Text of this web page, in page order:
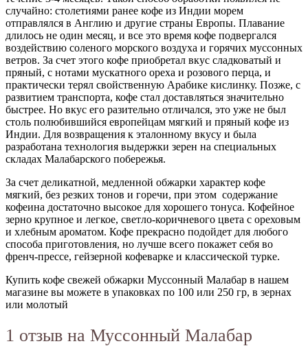
случайно: столетиями ранее кофе из Индии морем
отправлялся в Англию и другие страны Европы. Плавание
длилось не один месяц, и все это время кофе подвергался
воздействию соленого морского воздуха и горячих муссонных
ветров. За счет этого кофе приобретал вкус сладковатый и
пряный, с нотами мускатного ореха и розового перца, и
практически терял свойственную Арабике кислинку. Позже, с
развитием транспорта, кофе стал доставляться значительно
быстрее. Но вкус его разительно отличался, это уже не был
столь полюбившийся европейцам мягкий и пряный кофе из
Индии. Для возвращения к эталонному вкусу и была
разработана технология выдержки зерен на специальных
складах Малабарского побережья.
За счет деликатной, медленной обжарки характер кофе
мягкий, без резких тонов и горечи, при этом содержание
кофеина достаточно высокое для хорошего тонуса. Кофейное
зерно крупное и легкое, светло-коричневого цвета с ореховым
и хлебным ароматом. Кофе прекрасно подойдет для любого
способа приготовления, но лучше всего покажет себя во
френч-прессе, гейзерной кофеварке и классической турке.
Купить кофе свежей обжарки Муссонный Малабар в нашем
магазине вы можете в упаковках по 100 или 250 гр, в зернах
или молотый
1 отзыв на Муссонный Малабар